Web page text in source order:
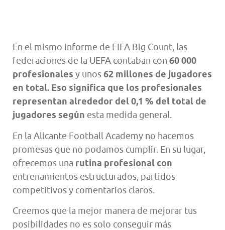
En el mismo informe de FIFA Big Count, las
federaciones de la UEFA contaban con 60 000
profesionales y unos62 millones de jugadores
en total. Eso significa que los profesionales
representan alrededor del 0,1 % del total de
jugadores según esta medida general.
En la Alicante Football Academy no hacemos
promesas que no podamos cumplir. En su lugar,
ofrecemos una rutina profesional con
entrenamientos estructurados, partidos
competitivos y comentarios claros.
Creemos que la mejor manera de mejorar tus
posibilidades no es solo conseguir más